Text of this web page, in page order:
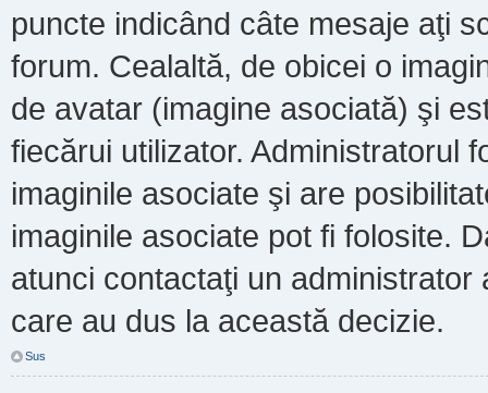
puncte indicând câte mesaje aţi
forum. Cealaltă, de obicei o
de avatar (imagine asociată) şi
fiecărui utilizator. Administratorul
imaginile asociate şi are
imaginile asociate pot fi folosite.
atunci contactaţi un
care au dus la această decizie.
Sus